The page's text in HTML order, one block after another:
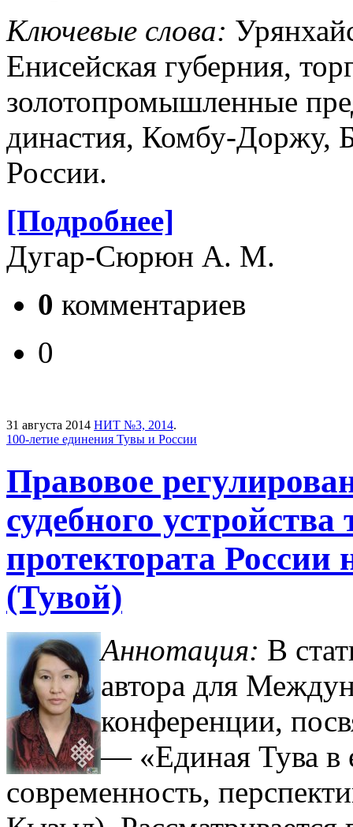
Ключевые слова:
Енисейская губерния,
золотопромышленные
династия, Комбу-Доржу,
России.
[Подробнее]
Дугар-Сюрюн А. М.
0 комментариев
0
31 августа 2014 НИТ №3, 2014.
100-летие единения Тувы и России
Правовое
судебного
протектората
(Тувой)
Аннотация: В
автора для
конференции,
— «Единая Тува в
современность,